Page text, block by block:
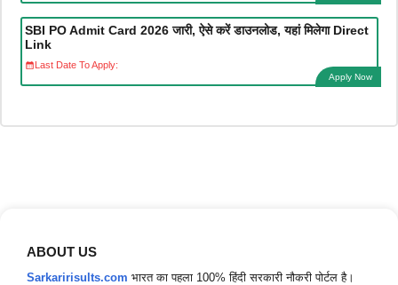
SBI PO Admit Card 2026 जारी, ऐसे करें डाउनलोड, यहां मिलेगा Direct
Link
Last Date To Apply:
Apply Now
ABOUT US
Sarkaririsults.com भारत का पहला 100% हिंदी सरकारी नौकरी पोर्टल है।